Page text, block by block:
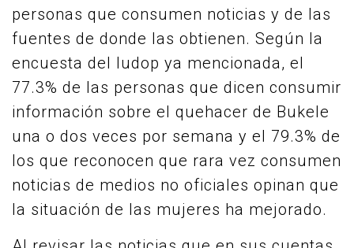
personas que consumen noticias y de las
fuentes de donde las obtienen. Según la
encuesta del Iudop ya mencionada, el
77.3% de las personas que dicen consumir
información sobre el quehacer de Bukele
una o dos veces por semana y el 79.3% de
los que reconocen que rara vez consumen
noticias de medios no oficiales opinan que
la situación de las mujeres ha mejorado.